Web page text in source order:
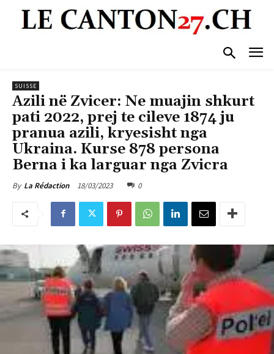
SUISSE
Azili në Zvicer: Ne muajin shkurt
pati 2022, prej te cileve 1874 ju
pranua azili, kryesisht nga
Ukraina. Kurse 878 persona
Berna i ka larguar nga Zvicra
By La Rédaction 18/03/2023 0